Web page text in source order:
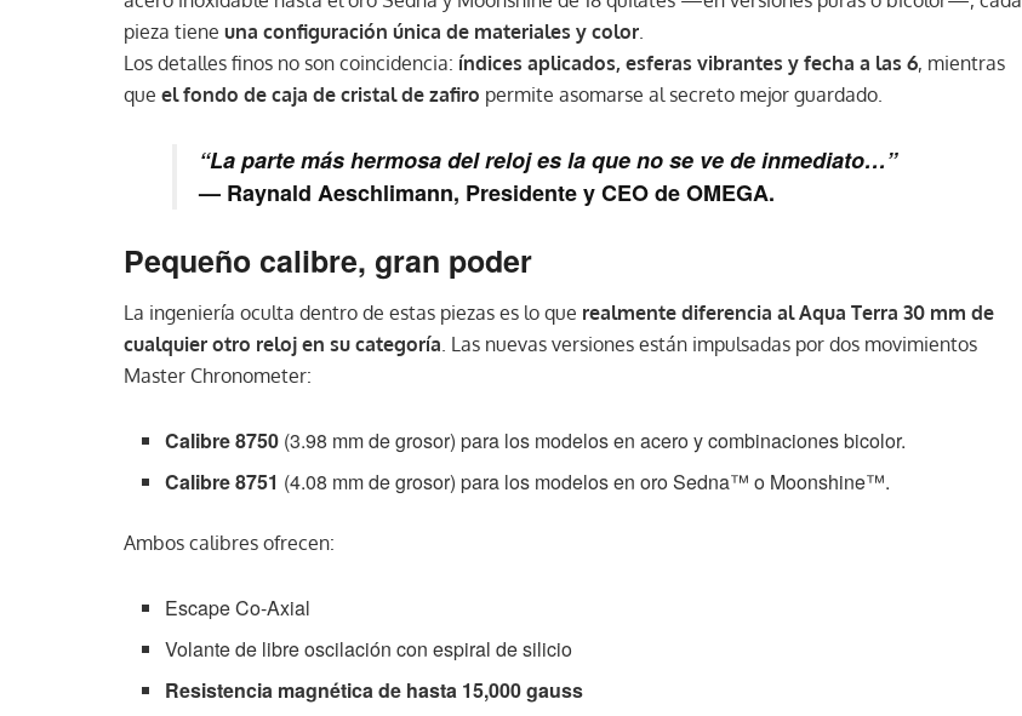
pieza tiene una configuración única de materiales y color
Los detalles finos no son coincidencia: índices aplicados, esferas vibrantes y fecha a las 6, mientras
que el fondo de caja de cristal de zafiro permite asomarse al secreto mejor guardado.
“La parte más hermosa del reloj es la que no se ve de inmediato…”
— Raynald Aeschlimann, Presidente y CEO de OMEGA.
Pequeño calibre, gran poder
La ingeniería oculta dentro de estas piezas es lo que realmente diferencia al Aqua Terra 30 mm de
cualquier otro reloj en su categoría. Las nuevas versiones están impulsadas por dos movimientos
Master Chronometer:
Calibre 8750 (3.98 mm de grosor) para los modelos en acero y combinaciones bicolor.
Calibre 8751 (4.08 mm de grosor) para los modelos en oro Sedna™ o Moonshine™.
Ambos calibres ofrecen:
Escape Co-Axial
Volante de libre oscilación con espiral de silicio
Resistencia magnética de hasta 15,000 gauss